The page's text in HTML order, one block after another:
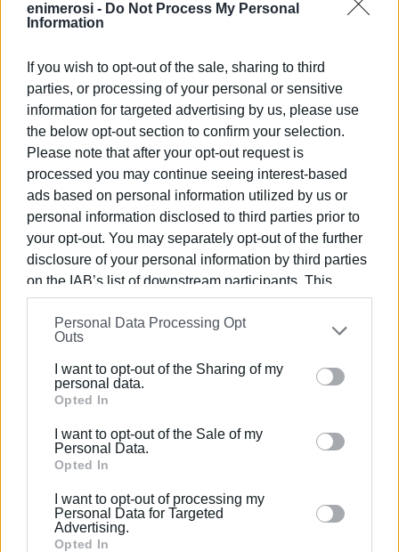
enimerosi - Do Not Process My Personal
Information
If you wish to opt-out of the sale, sharing to third
parties, or processing of your personal or sensitive
information for targeted advertising by us, please use
the below opt-out section to confirm your selection.
Please note that after your opt-out request is
processed you may continue seeing interest-based
ads based on personal information utilized by us or
personal information disclosed to third parties prior to
your opt-out. You may separately opt-out of the further
disclosure of your personal information by third parties
on the IAB’s list of downstream participants. This
information may also be disclosed by us to third parties
on theIAB’s List of Downstream Participants
that may
further disclose it to other third parties.
Please note that this website/app uses one or more
Google services and may gather and store information
behaviour. You may click to grant or deny consent to
Google and its third-party tags to use your data for
section.
Personal Data Processing Opt
Outs
I want to opt-out of the Sharing of my
personal data.
Opted In
I want to opt-out of the Sale of my
Personal Data.
Opted In
I want to opt-out of processing my
Personal Data for Targeted
Advertising.
Opted In
πρωταγωνιστούν μαθήτριες και μαθητές του 3ου
Εμφανίσεις: 99
Εργάζεται στις Εκδόσεις Ενημέρωση από το
1990 σε θέσεις υψηλής ευθύνης. Ειδικεύεται στις
δημόσιες σχέσεις, το ελεύθερο και το
καλλιτεχνικό ρεπορτάζ.
Ακολουθήστε το enimerosi στο
Συνδρομητές στο e-paper